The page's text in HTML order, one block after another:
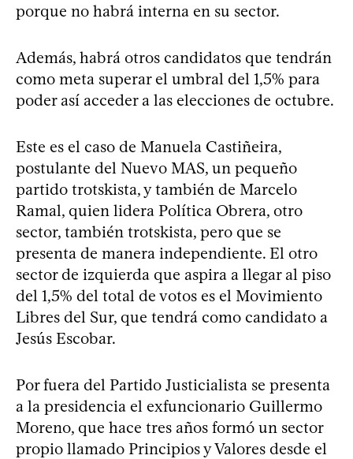
porque no habrá interna en su sector.
Además, habrá otros candidatos que tendrán
como meta superar el umbral del 1,5% para
poder así acceder a las elecciones de octubre.
Este es el caso de Manuela Castiñeira,
postulante del Nuevo MAS, un pequeño
partido trotskista, y también de Marcelo
Ramal, quien lidera Política Obrera, otro
sector, también trotskista, pero que se
presenta de manera independiente. El otro
sector de izquierda que aspira a llegar al piso
del 1,5% del total de votos es el Movimiento
Libres del Sur, que tendrá como candidato a
Jesús Escobar.
Por fuera del Partido Justicialista se presenta
a la presidencia el exfuncionario Guillermo
Moreno, que hace tres años formó un sector
propio llamado Principios y Valores desde el